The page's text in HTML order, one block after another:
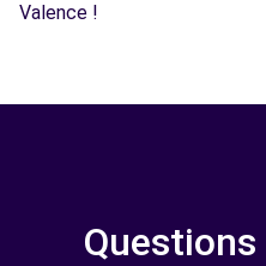
Valence !